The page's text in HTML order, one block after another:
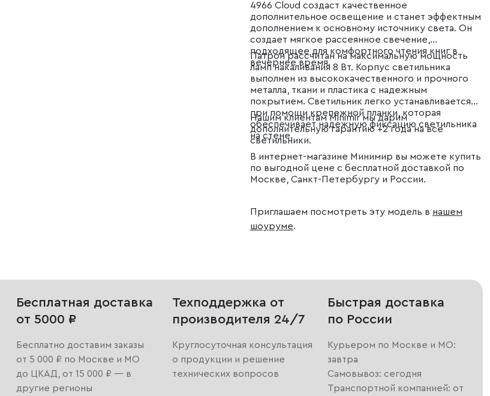
4966 Cloud создаст качественное
дополнительное освещение и станет эффектным
дополнением к основному источнику света. Он
создает мягкое рассеянное свечение,
подходящее для комфортного чтения книг в
вечернее время.
Патрон рассчитан на максимальную мощность
ламп накаливания 8 Вт. Корпус светильника
выполнен из высококачественного и прочного
металла, ткани и пластика с надежным
покрытием. Светильник легко устанавливается
при помощи крепежной планки, которая
обеспечивает надежную фиксацию светильника
на стене.
Нашим клиентам Minimir мы дарим
дополнительную гарантию +2 года на все
светильники.
В интернет-магазине Минимир вы можете купить
по выгодной цене с бесплатной доставкой по
Москве, Санкт-Петербургу и России.
Приглашаем посмотреть эту модель в нашем
шоуруме.
Бесплатная доставка
от 5000 ₽
Бесплатно доставим заказы
от 5 000 ₽ по Москве и МО
до ЦКАД, от 15 000 ₽ — в
другие регионы
Техподдержка от
производителя 24/7
Круглосуточная консультация
о продукции и решение
технических вопросов
Быстрая доставка
по России
Курьером по Москве и МО:
завтра
Самовывоз: сегодня
Транспортной компанией: от